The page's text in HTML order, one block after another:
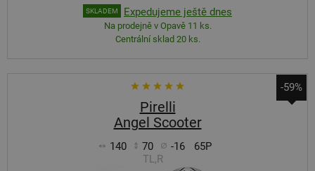
SKLADEM Expedujeme ještě dnes
Na prodejně v Opavě 11 ks.
Centrální sklad 20 ks.
-59%
Pirelli
Angel Scooter
140 70 -16
65P
TL,R